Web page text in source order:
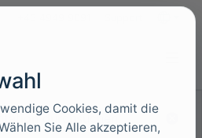
Cookies, damit die
Sie Alle akzeptieren,